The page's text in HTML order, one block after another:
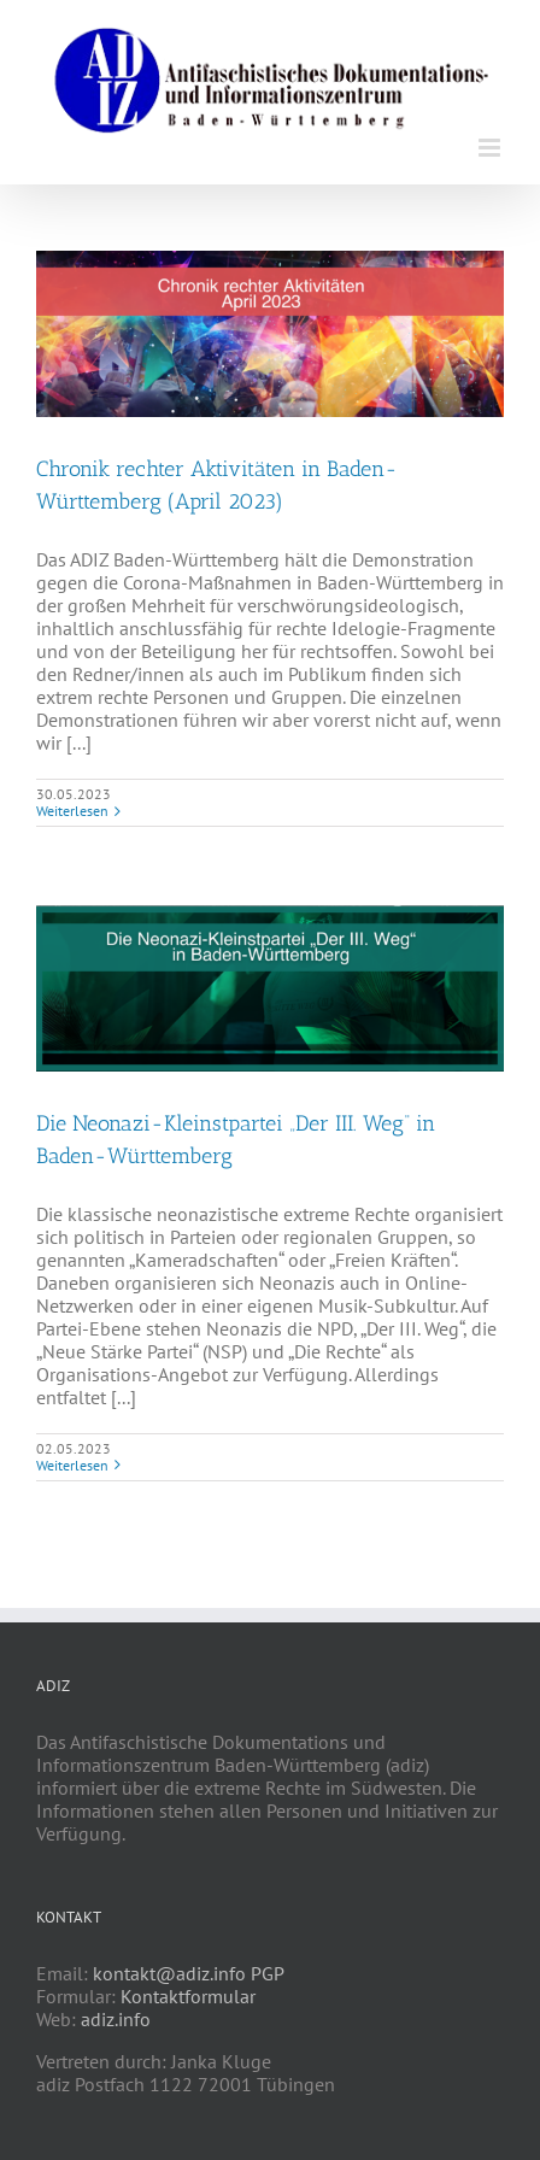
springen
Chronik rechter Aktivitäten in Baden-
Württemberg (April 2023)
Das ADIZ Baden-Württemberg hält die Demonstration
gegen die Corona-Maßnahmen in Baden-Württemberg in
der großen Mehrheit für verschwörungsideologisch,
inhaltlich anschlussfähig für rechte Idelogie-Fragmente
und von der Beteiligung her für rechtsoffen. Sowohl bei
den Redner/innen als auch im Publikum finden sich
extrem rechte Personen und Gruppen. Die einzelnen
Demonstrationen führen wir aber vorerst nicht auf, wenn
wir [...]
30.05.2023
Weiterlesen
Die Neonazi-Kleinstpartei „Der III. Weg“ in
Baden-Württemberg
Die klassische neonazistische extreme Rechte organisiert
sich politisch in Parteien oder regionalen Gruppen, so
genannten „Kameradschaften“ oder „Freien Kräften“.
Daneben organisieren sich Neonazis auch in Online-
Netzwerken oder in einer eigenen Musik-Subkultur. Auf
Partei-Ebene stehen Neonazis die NPD, „Der III. Weg“, die
„Neue Stärke Partei“ (NSP) und „Die Rechte“ als
Organisations-Angebot zur Verfügung. Allerdings
entfaltet [...]
02.05.2023
Weiterlesen
ADIZ
Das Antifaschistische Dokumentations und
Informationszentrum Baden-Württemberg (adiz)
informiert über die extreme Rechte im Südwesten. Die
Informationen stehen allen Personen und Initiativen zur
Verfügung.
KONTAKT
Email: kontakt@adiz.info PGP
Formular: Kontaktformular
Web: adiz.info
Vertreten durch: Janka Kluge
adiz Postfach 1122 72001 Tübingen